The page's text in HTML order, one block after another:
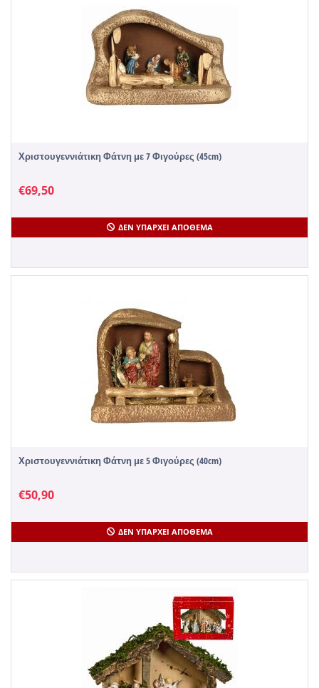
Χριστουγεννιάτικη Φάτνη με 7 Φιγούρες (45cm)
€69,50
ΔΕΝ ΥΠΆΡΧΕΙ ΑΠΌΘΕΜΑ
Χριστουγεννιάτικη Φάτνη με 5 Φιγούρες (40cm)
€50,90
ΔΕΝ ΥΠΆΡΧΕΙ ΑΠΌΘΕΜΑ